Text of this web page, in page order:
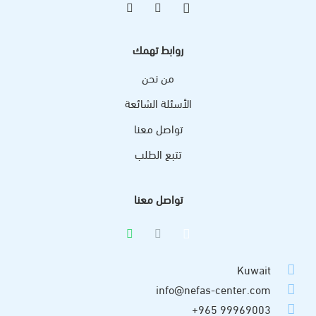
روابط تهمك
من نحن
الأسئلة الشائعة
تواصل معنا
تتبع الطلب
تواصل معنا
Kuwait
info@nefas-center.com
99969003 965+